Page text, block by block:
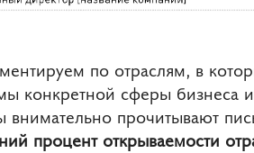
по отраслям, в
конкретной сферы бизнеса
внимательно прочитывают
процент открываемости